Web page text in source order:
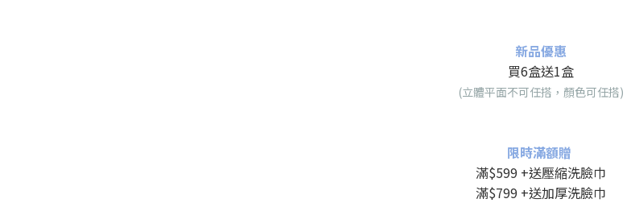
新品優惠
買6盒送1盒
(立體平面不可任搭，顏色可任搭)
限時滿額贈
滿$599 +送壓縮洗臉巾
滿$799 +送加厚洗臉巾